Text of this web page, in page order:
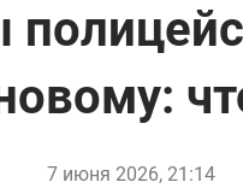
7 июня 2026, 21:14